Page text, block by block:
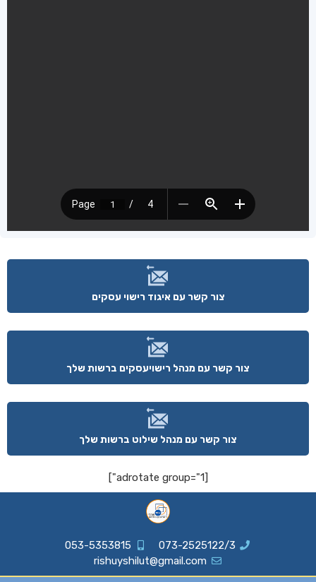
צור קשר עם איגוד רישוי עסקים
צור קשר עם מנהל רישויעסקים ברשות שלך
צור קשר עם מנהל שילוט ברשות שלך
[adrotate group="1"]
073-2525122/3
053-5353815
rishuyshilut@gmail.com